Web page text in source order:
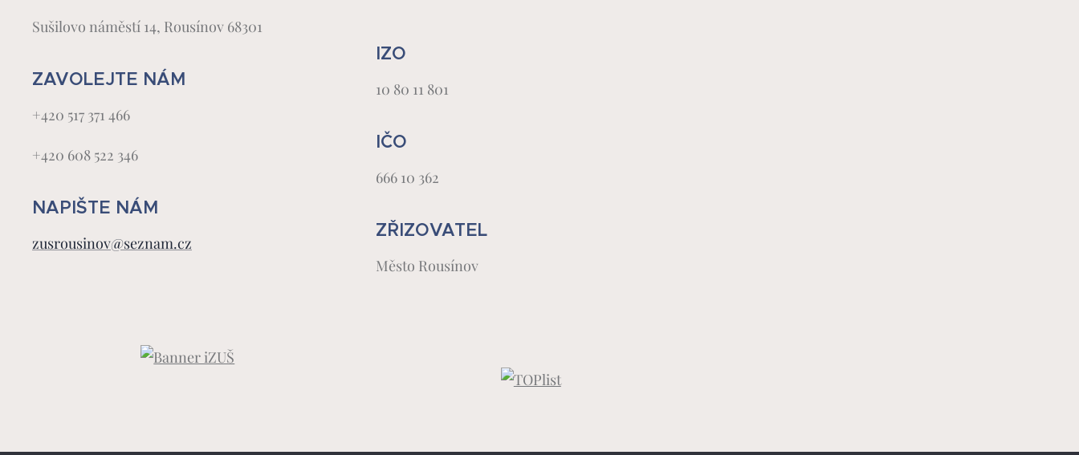
Sušilovo náměstí 14, Rousínov 68301
ZAVOLEJTE NÁM
+420 517 371 466
+420 608 522 346
NAPIŠTE NÁM
zusrousinov@seznam.cz
IZO
10 80 11 801
IČO
666 10 362
ZŘIZOVATEL
Město Rousínov